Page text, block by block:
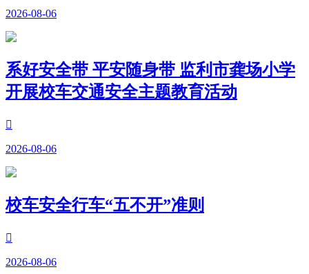
2026-08-06
系好安全带 平安随身带 监利市龚场小学
开展校车交通安全主题教育活动

2026-08-06
校车安全行车“五不开”准则

2026-08-06